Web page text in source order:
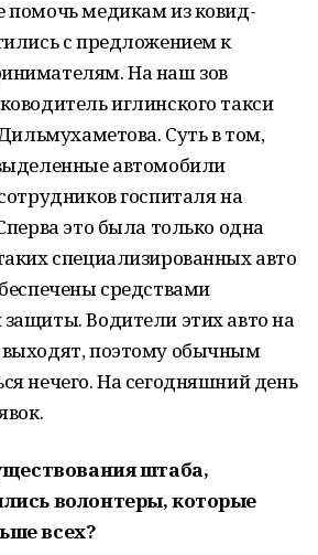
помочь медикам из ковид-
с предложением к
На наш зов
иглинского такси
Суть в том,
автомобили
госпиталя на
это была только одна
специализированных авто
средствами
Водители этих авто на
поэтому обычным
нечего. На сегодняшний день
штаба,
волонтеры, которые
всех?